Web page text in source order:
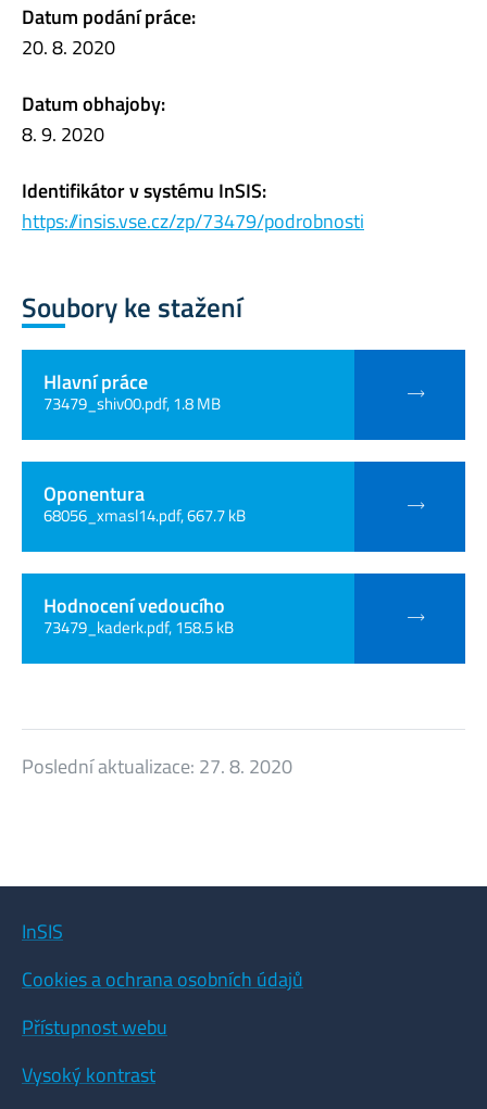
Datum podání práce:
20. 8. 2020
Datum obhajoby:
8. 9. 2020
Identifikátor v systému InSIS:
https://insis.vse.cz/zp/73479/podrobnosti
Soubory ke stažení
Hlavní práce
73479_shiv00.pdf, 1.8 MB
Oponentura
68056_xmasl14.pdf, 667.7 kB
Hodnocení vedoucího
73479_kaderk.pdf, 158.5 kB
Poslední aktualizace: 27. 8. 2020
InSIS
Cookies a ochrana osobních údajů
Přístupnost webu
Vysoký kontrast